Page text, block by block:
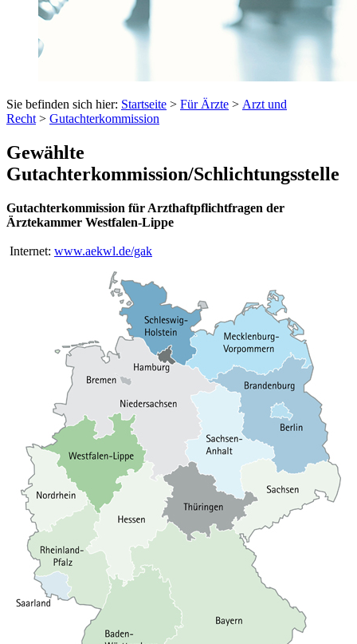
Sie befinden sich hier: Startseite > Für Ärzte > Arzt und
Recht > Gutachterkommission
Gewählte
Gutachterkommission/Schlichtungsstelle
Gutachterkommission für Arzthaftpflichtfragen der
Ärztekammer Westfalen-Lippe
Internet: www.aekwl.de/gak